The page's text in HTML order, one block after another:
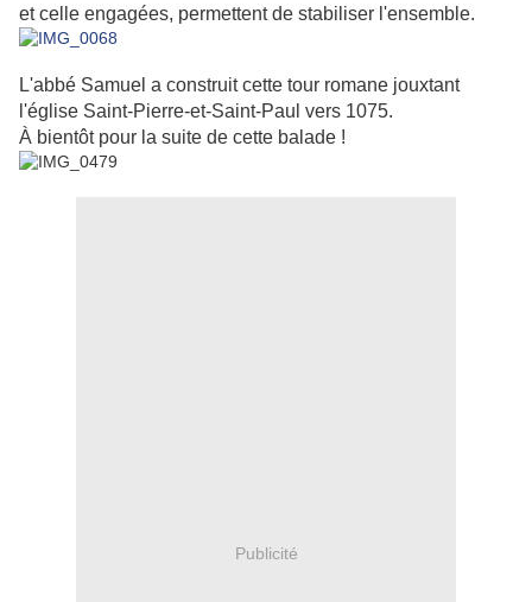
et celle engagées, permettent de stabiliser l'ensemble.
L'abbé Samuel a construit cette tour romane jouxtant
l'église Saint-Pierre-et-Saint-Paul vers 1075.
À bientôt pour la suite de cette balade !
Publicité